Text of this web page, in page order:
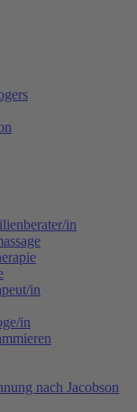
in
in
in
nach Jacobson